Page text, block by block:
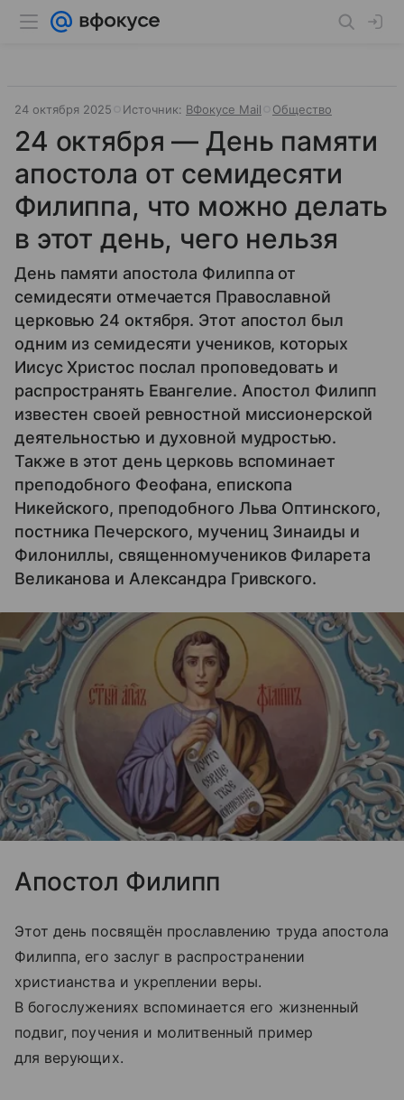
24 октября 2025 Источник: ВФокусе Mail Общество
24 октября — День памяти
апостола от семидесяти
Филиппа, что можно делать
в этот день, чего нельзя
День памяти апостола Филиппа от
семидесяти отмечается Православной
церковью 24 октября. Этот апостол был
одним из семидесяти учеников, которых
Иисус Христос послал проповедовать и
распространять Евангелие. Апостол Филипп
известен своей ревностной миссионерской
деятельностью и духовной мудростью.
Также в этот день церковь вспоминает
преподобного Феофана, епископа
Никейского, преподобного Льва Оптинского,
постника Печерского, мучениц Зинаиды и
Филониллы, священномучеников Филарета
Великанова и Александра Гривского.
Апостол Филипп
Этот день посвящён прославлению труда апостола
Филиппа, его заслуг в распространении
христианства и укреплении веры.
В богослужениях вспоминается его жизненный
подвиг, поучения и молитвенный пример
для верующих.